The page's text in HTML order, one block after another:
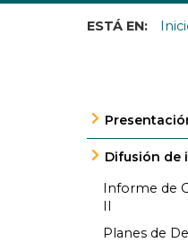
ESTÁ EN:
Difusión de
Informe de
II
Planes de